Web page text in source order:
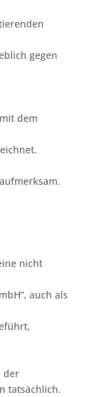
gegen
dem
nicht
auch als
der
tatsächlich.